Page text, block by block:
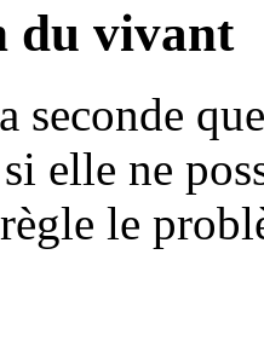
du vivant
seconde
elle ne
le